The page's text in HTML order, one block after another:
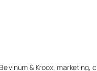
vinum & Kroox, marketing,